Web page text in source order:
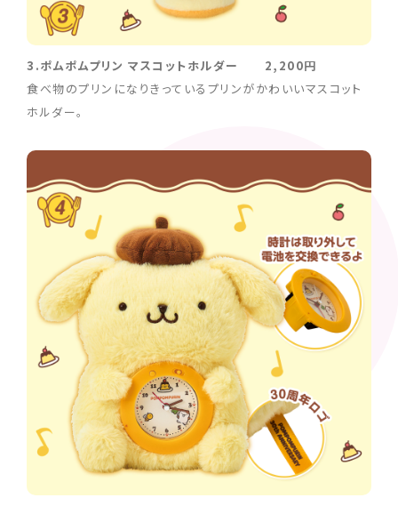
3.ポムポムプリン マスコットホルダー 2,200円
食べ物のプリンになりきっているプリンがかわいいマスコット
ホルダー。